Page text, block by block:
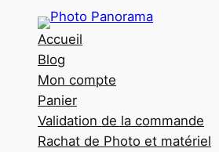
Accueil
Blog
Mon compte
Panier
Validation de la commande
Rachat de Photo et matériel